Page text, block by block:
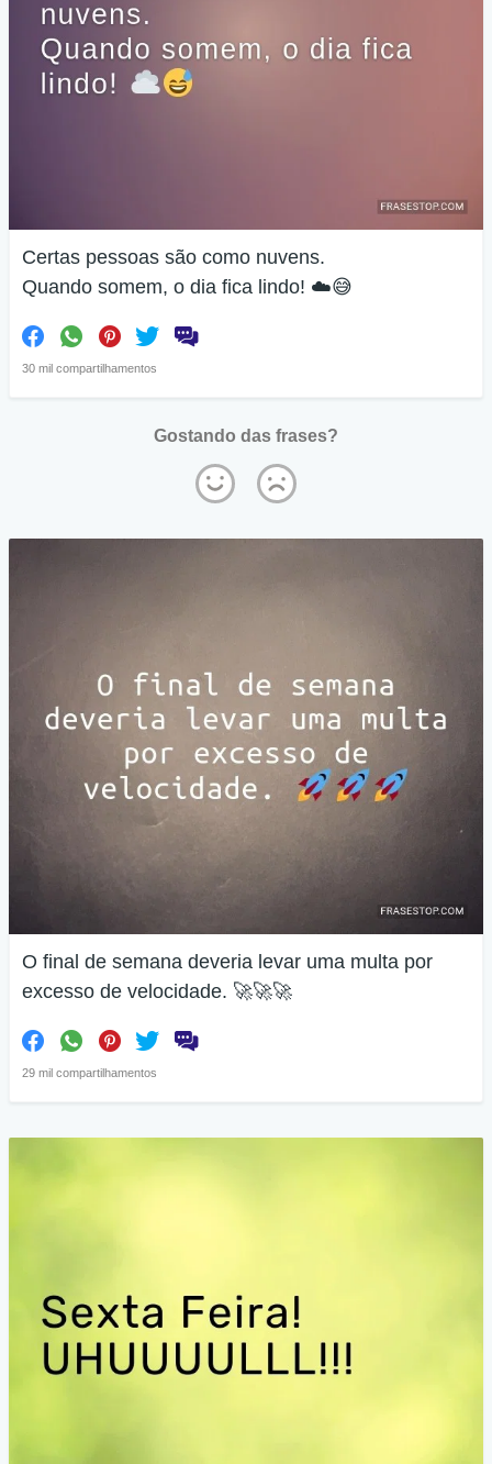
Certas pessoas são como nuvens.
Quando somem, o dia fica lindo! ☁️😅
30 mil compartilhamentos
Gostando das frases?
O final de semana deveria levar uma multa por
excesso de velocidade. 🚀🚀🚀
29 mil compartilhamentos